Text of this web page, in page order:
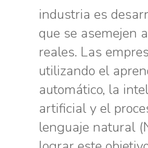
industria es
que se asemejen
reales. Las
utilizando el
automático, la
artificial y el
lenguaje natural